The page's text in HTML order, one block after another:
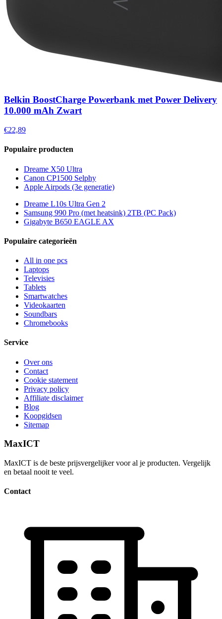
Belkin BoostCharge Powerbank met Power Delivery
10.000 mAh Zwart
€22,89
Populaire producten
Dreame X50 Ultra
Canon CP1500 Selphy
Apple Airpods (3e generatie)
Dreame L10s Ultra Gen 2
Samsung 990 Pro (met heatsink) 2TB (PC Pack)
Gigabyte B650 EAGLE AX
Populaire categorieën
All in one pcs
Laptops
Televisies
Tablets
Smartwatches
Videokaarten
Soundbars
Chromebooks
Service
Over ons
Contact
Cookie statement
Privacy policy
Affiliate disclaimer
Blog
Koopgidsen
Sitemap
MaxICT
MaxICT is de beste prijsvergelijker voor al je producten. Vergelijk
en betaal nooit te veel.
Contact